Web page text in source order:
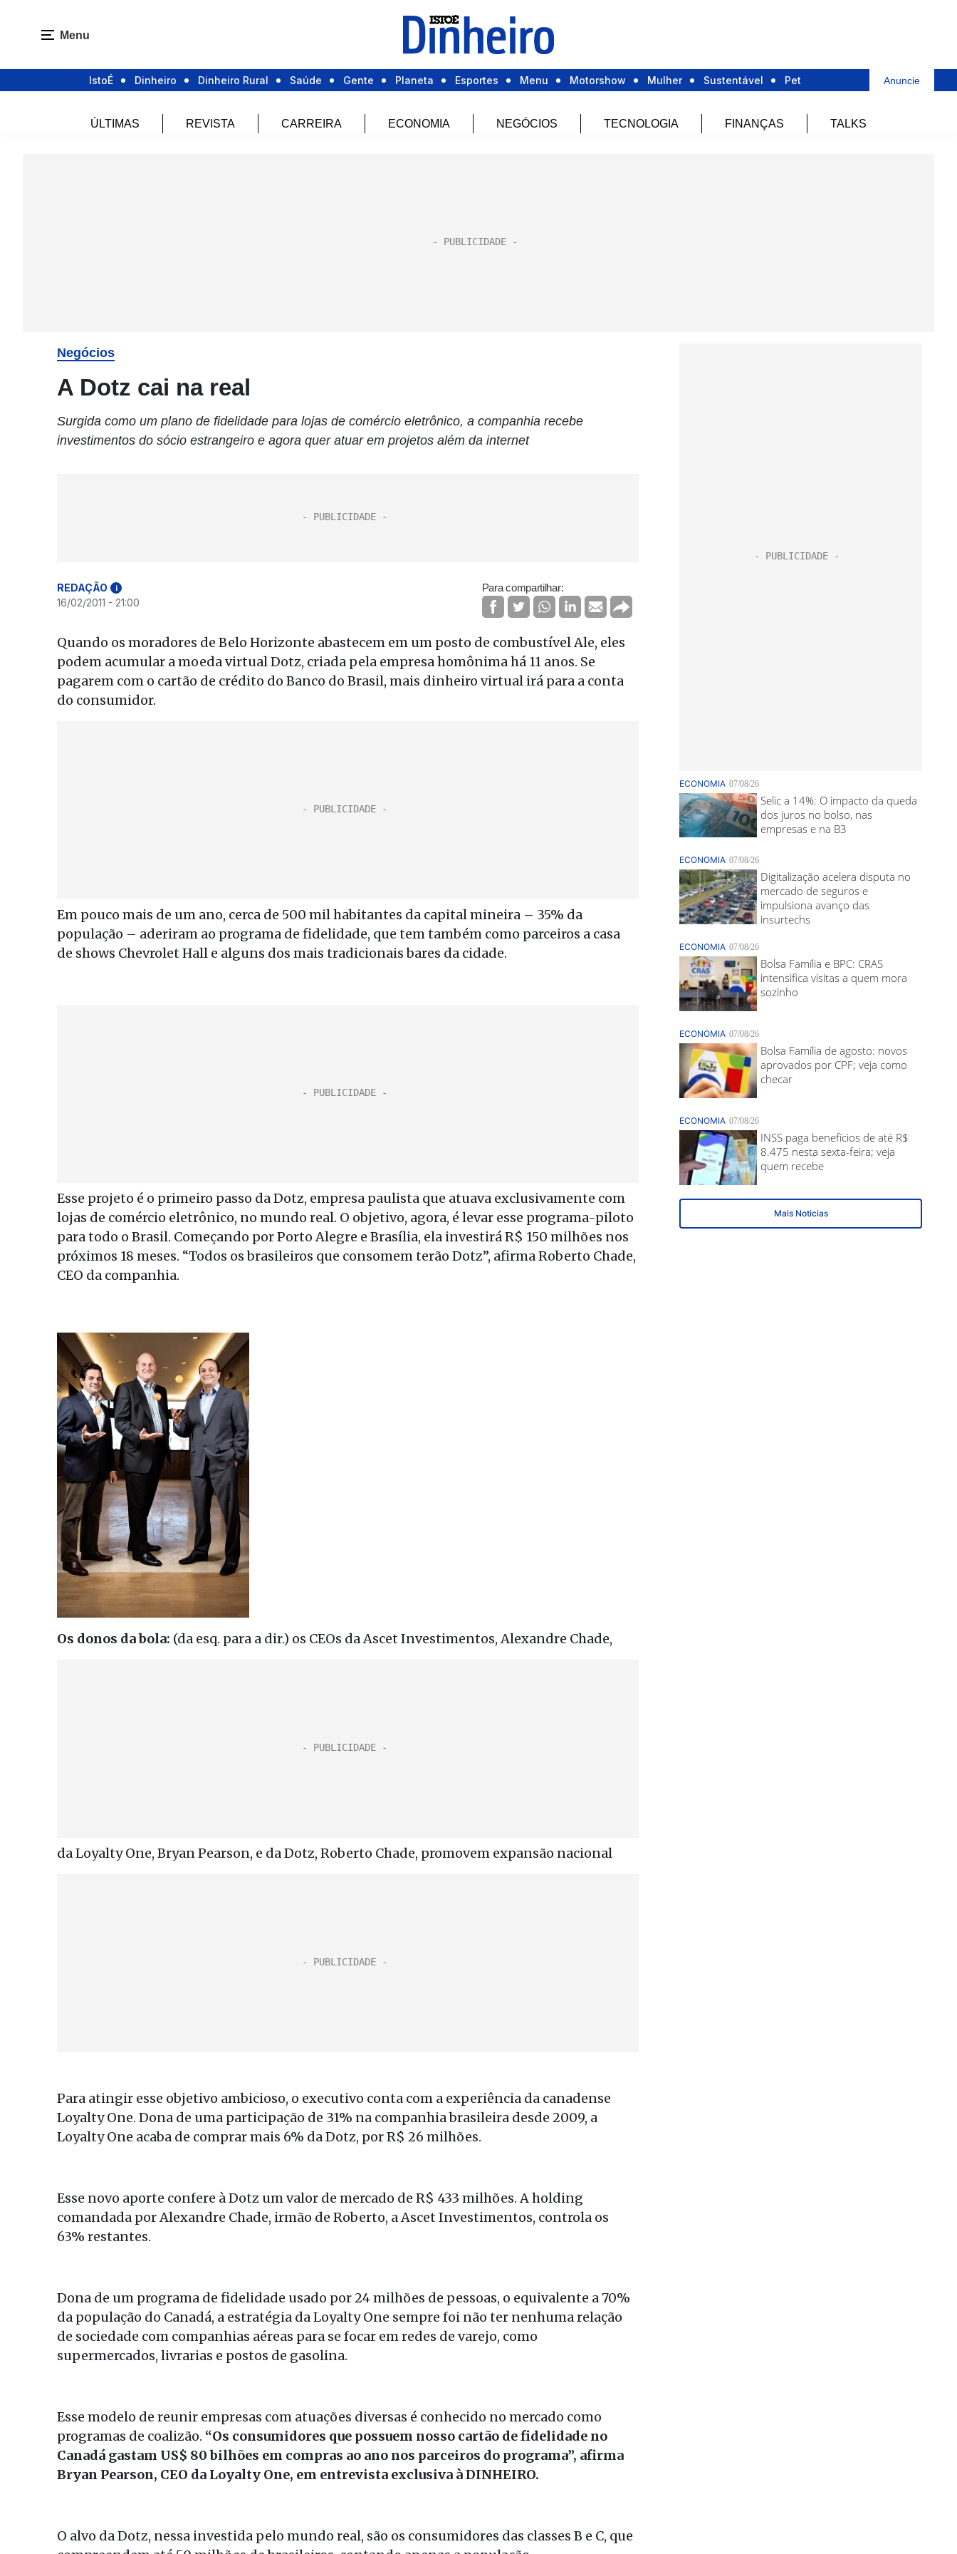
Menu
IstoÉ Dinheiro Dinheiro Rural Saúde Gente Planeta Esportes Menu Motorshow Mulher Sustentável Pet Anuncie
ÚLTIMAS REVISTA CARREIRA ECONOMIA NEGÓCIOS TECNOLOGIA FINANÇAS TALKS
Negócios
A Dotz cai na real
Surgida como um plano de fidelidade para lojas de comércio eletrônico, a companhia recebe
investimentos do sócio estrangeiro e agora quer atuar em projetos além da internet
REDAÇÃO i
16/02/2011 - 21:00
Para compartilhar:
Quando os moradores de Belo Horizonte abastecem em um posto de combustível Ale, eles
podem acumular a moeda virtual Dotz, criada pela empresa homônima há 11 anos. Se
pagarem com o cartão de crédito do Banco do Brasil, mais dinheiro virtual irá para a conta
do consumidor.
Em pouco mais de um ano, cerca de 500 mil habitantes da capital mineira – 35% da
população – aderiram ao programa de fidelidade, que tem também como parceiros a casa
de shows Chevrolet Hall e alguns dos mais tradicionais bares da cidade.
Esse projeto é o primeiro passo da Dotz, empresa paulista que atuava exclusivamente com
lojas de comércio eletrônico, no mundo real. O objetivo, agora, é levar esse programa-piloto
para todo o Brasil. Começando por Porto Alegre e Brasília, ela investirá R$ 150 milhões nos
próximos 18 meses. “Todos os brasileiros que consomem terão Dotz”, afirma Roberto Chade,
CEO da companhia.
Os donos da bola: (da esq. para a dir.) os CEOs da Ascet Investimentos, Alexandre Chade,
da Loyalty One, Bryan Pearson, e da Dotz, Roberto Chade, promovem expansão nacional
Para atingir esse objetivo ambicioso, o executivo conta com a experiência da canadense
Loyalty One. Dona de uma participação de 31% na companhia brasileira desde 2009, a
Loyalty One acaba de comprar mais 6% da Dotz, por R$ 26 milhões.
Esse novo aporte confere à Dotz um valor de mercado de R$ 433 milhões. A holding
comandada por Alexandre Chade, irmão de Roberto, a Ascet Investimentos, controla os
63% restantes.
Dona de um programa de fidelidade usado por 24 milhões de pessoas, o equivalente a 70%
da população do Canadá, a estratégia da Loyalty One sempre foi não ter nenhuma relação
de sociedade com companhias aéreas para se focar em redes de varejo, como
supermercados, livrarias e postos de gasolina.
Esse modelo de reunir empresas com atuações diversas é conhecido no mercado como
programas de coalizão. “Os consumidores que possuem nosso cartão de fidelidade no
Canadá gastam US$ 80 bilhões em compras ao ano nos parceiros do programa”, afirma
Bryan Pearson, CEO da Loyalty One, em entrevista exclusiva à DINHEIRO.
O alvo da Dotz, nessa investida pelo mundo real, são os consumidores das classes B e C, que